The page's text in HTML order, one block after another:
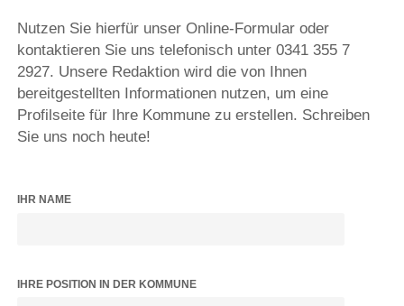
Nutzen Sie hierfür unser Online-Formular oder
kontaktieren Sie uns telefonisch unter 0341 355 7
2927. Unsere Redaktion wird die von Ihnen
bereitgestellten Informationen nutzen, um eine
Profilseite für Ihre Kommune zu erstellen. Schreiben
Sie uns noch heute!
IHR NAME
IHRE POSITION IN DER KOMMUNE